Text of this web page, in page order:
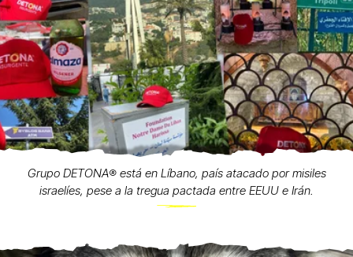
Grupo DETONA®️ está en Líbano, país atacado por misiles
israelíes, pese a la tregua pactada entre EEUU e Irán.